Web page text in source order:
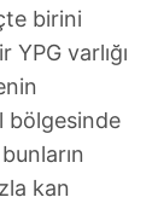
birini
varlığı
bölgesinde
kan